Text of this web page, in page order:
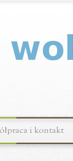
i kontakt